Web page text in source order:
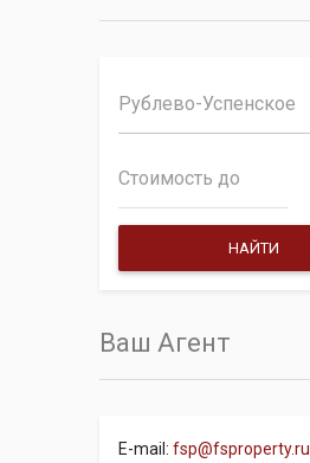
Рублево-Успенское
Ваш Агент
E-mail: fsp@fsproperty.ru